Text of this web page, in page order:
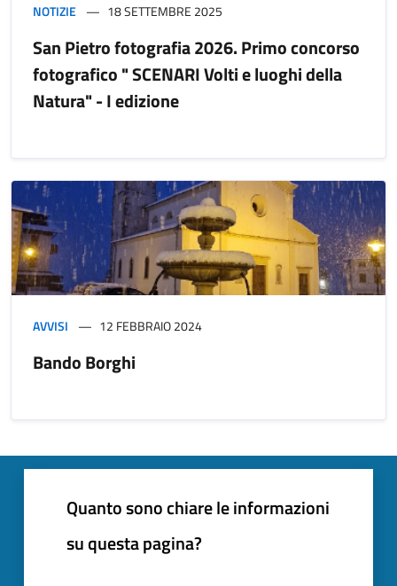
NOTIZIE 18 SETTEMBRE 2025
San Pietro fotografia 2026. Primo concorso
fotografico " SCENARI Volti e luoghi della
Natura" - I edizione
AVVISI 12 FEBBRAIO 2024
Bando Borghi
Quanto sono chiare le informazioni
su questa pagina?